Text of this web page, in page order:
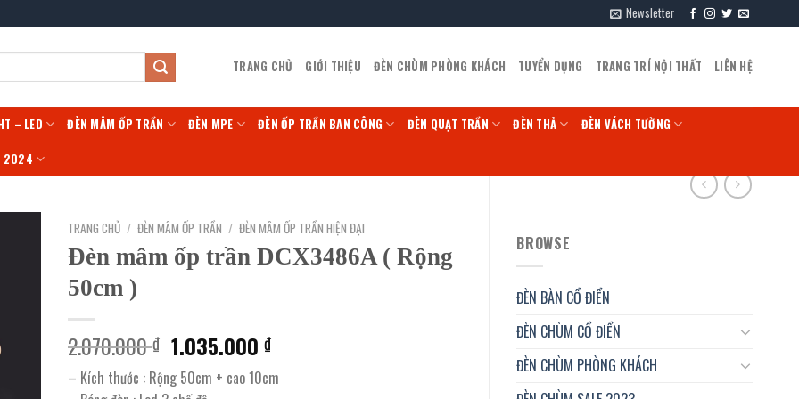
Newsletter
TRANG CHỦ GIỚI THIỆU ĐÈN CHÙM PHÒNG KHÁCH TUYỂN DỤNG TRANG TRÍ NỘI THẤT LIÊN HỆ
– LED ĐÈN MÂM ỐP TRẦN ĐÈN MPE ĐÈN ỐP TRẦN BAN CÔNG ĐÈN QUẠT TRẦN ĐÈN THẢ ĐÈN VÁCH TƯỜNG
2024
BROWSE
ĐÈN BÀN CỔ ĐIỂN
ĐÈN CHÙM CỔ ĐIỂN
ĐÈN CHÙM PHÒNG KHÁCH
TRANG CHỦ / ĐÈN MÂM ỐP TRẦN / ĐÈN MÂM ỐP TRẦN HIỆN ĐẠI
Đèn mâm ốp trần DCX3486A ( Rộng
50cm )
2.070.000₫ Giá
gốc
là:
1.035.000₫Giá
tại
– Kích thước : Rộng 50cm + cao 10cm